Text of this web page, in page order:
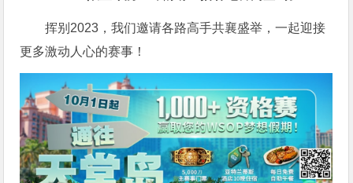
挥别2023，我们邀请各路高手共襄盛举，一起迎接
更多激动人心的赛事！